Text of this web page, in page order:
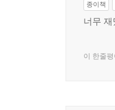
종이책
너무
이 한줄